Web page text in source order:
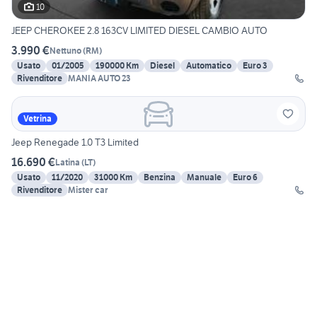
10
JEEP CHEROKEE 2.8 163CV LIMITED DIESEL CAMBIO AUTO
3.990 €Nettuno(RM)
Usato
01/2005 190000 Km Diesel Automatico
Euro 3
Rivenditore MANIA AUTO 23
Vetrina
Jeep Renegade 1.0 T3 Limited
16.690 €Latina (LT)
Usato
11/2020 31000 Km Benzina Manuale
Euro 6
Rivenditore Mister car